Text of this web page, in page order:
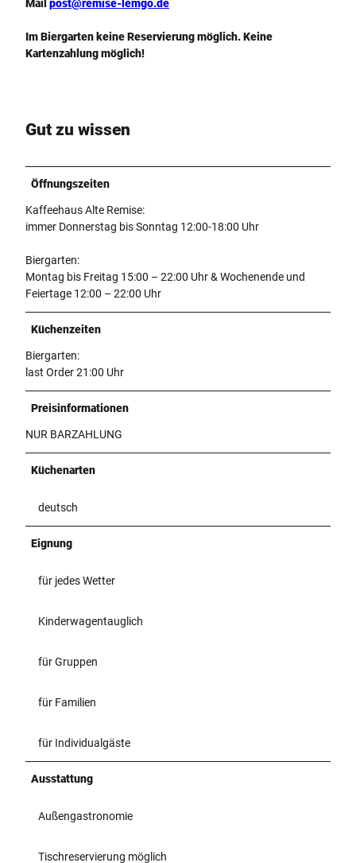
Mail post@remise-lemgo.de
Im Biergarten keine Reservierung möglich. Keine
Kartenzahlung möglich!
Gut zu wissen
Öffnungszeiten
Kaffeehaus Alte Remise:
immer Donnerstag bis Sonntag 12:00-18:00 Uhr
Biergarten:
Montag bis Freitag 15:00 – 22:00 Uhr & Wochenende und
Feiertage 12:00 – 22:00 Uhr
Küchenzeiten
Biergarten:
last Order 21:00 Uhr
Preisinformationen
NUR BARZAHLUNG
Küchenarten
deutsch
Eignung
für jedes Wetter
Kinderwagentauglich
für Gruppen
für Familien
für Individualgäste
Ausstattung
Außengastronomie
Tischreservierung möglich